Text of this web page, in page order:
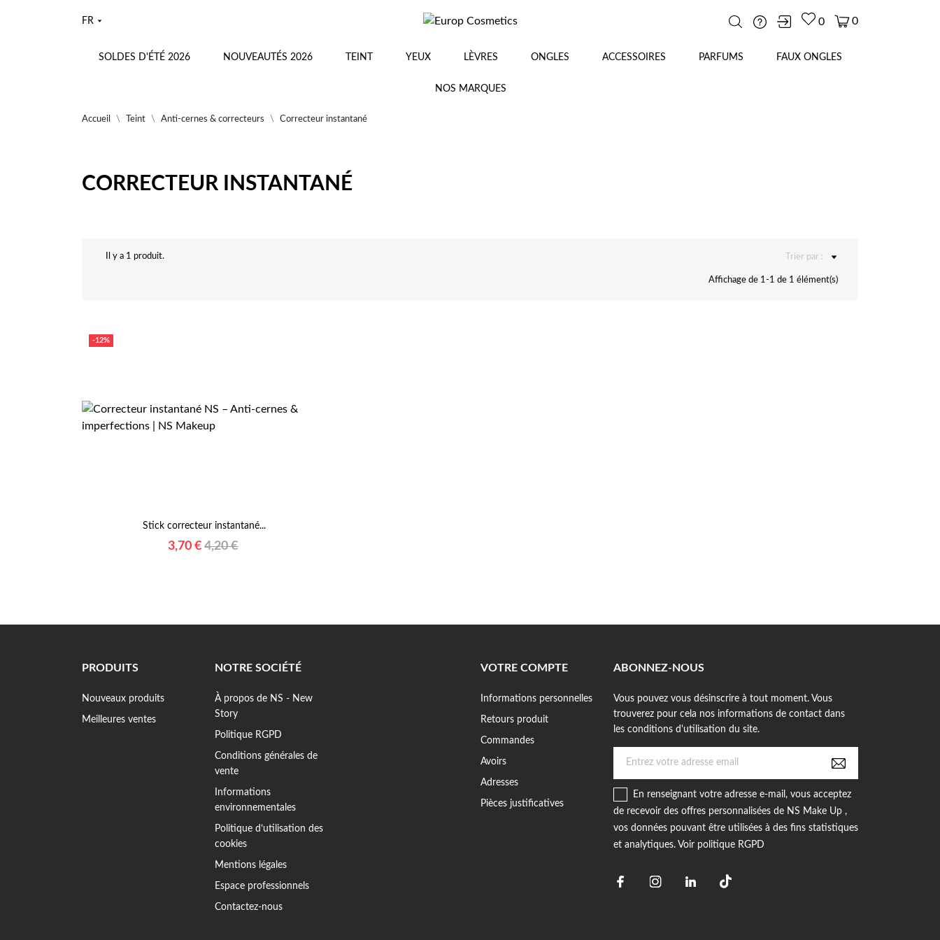
FR 0 0
SOLDES D'ÉTÉ 2026 NOUVEAUTÉS 2026 TEINT YEUX LÈVRES ONGLES ACCESSOIRES PARFUMS FAUX ONGLES
NOS MARQUES
Accueil Teint Anti-cernes & correcteurs Correcteur instantané
CORRECTEUR INSTANTANÉ
Il y a 1 produit. Trier par :
Affichage de 1-1 de 1 élément(s)
Stick correcteur instantané...
Prix
3,70 € Prix
4,20 €
-12%
PRODUITS
Nouveaux produits
Meilleures ventes
NOTRE SOCIÉTÉ
À propos de NS - New
Story
Politique RGPD
Conditions générales de
vente
Informations
environnementales
Politique d’utilisation des
cookies
Mentions légales
Espace professionnels
Contactez-nous
VOTRE COMPTE
Informations personnelles
Retours produit
Commandes
Avoirs
Adresses
Pièces justificatives
ABONNEZ-NOUS
Vous pouvez vous désinscrire à tout moment. Vous
trouverez pour cela nos informations de contact dans
les conditions d'utilisation du site.
En renseignant votre adresse e-mail, vous acceptez
de recevoir des offres personnalisées de NS Make Up ,
vos données pouvant être utilisées à des fins statistiques
et analytiques. Voir politique RGPD